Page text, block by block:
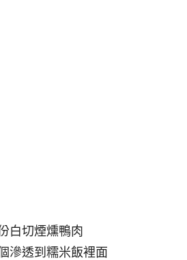
白切煙燻鴨肉
滲透到糯米飯裡面